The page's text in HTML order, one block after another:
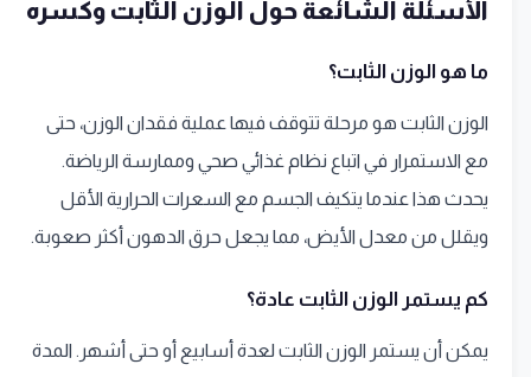
الأسئلة الشائعة حول الوزن الثابت وكسره
ما هو الوزن الثابت؟
الوزن الثابت هو مرحلة تتوقف فيها عملية فقدان الوزن، حتى
مع الاستمرار في اتباع نظام غذائي صحي وممارسة الرياضة.
يحدث هذا عندما يتكيف الجسم مع السعرات الحرارية الأقل
ويقلل من معدل الأيض، مما يجعل حرق الدهون أكثر صعوبة.
كم يستمر الوزن الثابت عادة؟
يمكن أن يستمر الوزن الثابت لعدة أسابيع أو حتى أشهر. المدة